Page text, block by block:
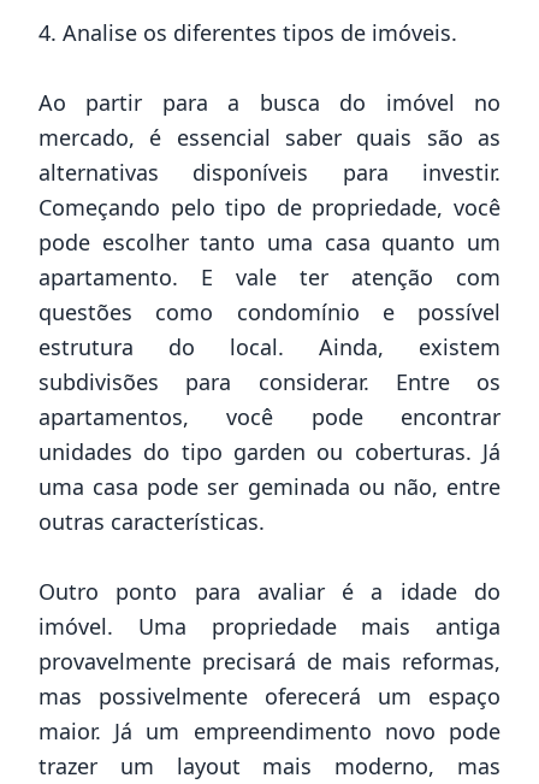
4. Analise os diferentes tipos de imóveis.
Ao partir para a busca do imóvel no
mercado, é essencial saber quais são as
alternativas disponíveis para investir.
Começando pelo tipo de propriedade, você
pode escolher tanto uma casa quanto um
apartamento. E vale ter atenção com
questões como condomínio e possível
estrutura do local. Ainda, existem
subdivisões para considerar. Entre os
apartamentos, você pode encontrar
unidades do tipo garden ou coberturas. Já
uma casa pode ser geminada ou não, entre
outras características.
Outro ponto para avaliar é a idade do
imóvel. Uma propriedade mais antiga
provavelmente precisará de mais reformas,
mas possivelmente oferecerá um espaço
maior. Já um empreendimento novo pode
trazer um layout mais moderno, mas